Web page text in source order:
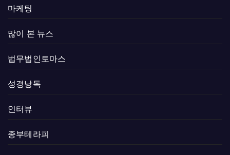
마케팅
많이 본 뉴스
법무법인토마스
성경낭독
인터뷰
종부테라피